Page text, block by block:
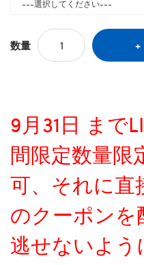
数量
9月31日 まで
間限定数量限
可、それに直
のクーポンを
逃せないよう